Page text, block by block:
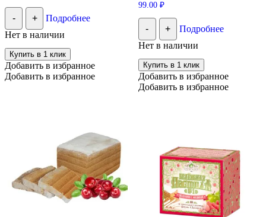
- +
Подробнее
Нет в наличии
Купить в 1 клик
Добавить в избранное
Добавить в избранное
99.00 ₽
- +
Подробнее
Нет в наличии
Купить в 1 клик
Добавить в избранное
Добавить в избранное